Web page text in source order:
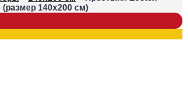
(размер 140х200 см)